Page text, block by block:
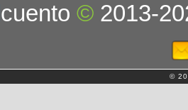
cuento© 2013-
©